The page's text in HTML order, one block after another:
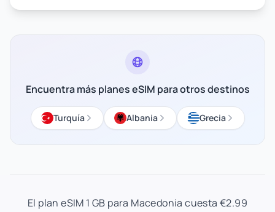
Encuentra más planes eSIM para otros destinos
Turquía Albania Grecia
El plan eSIM 1 GB para Macedonia cuesta €2.99